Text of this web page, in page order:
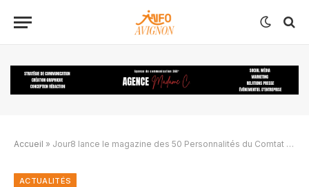
Accueil » Jour8 lance le magazine des 50 Personnalités du Comtat Venaissin
ACTUALITÉS